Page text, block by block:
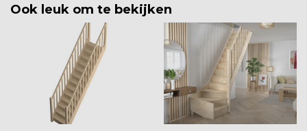
Ook leuk om te bekijken